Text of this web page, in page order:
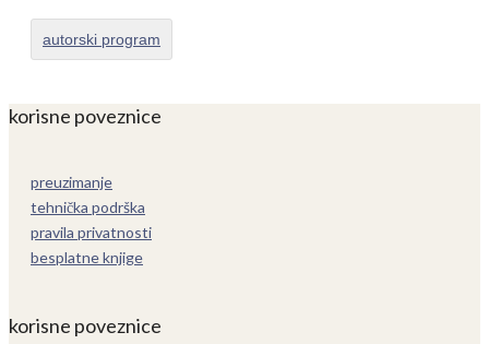
autorski program
korisne poveznice
preuzimanje
tehnička podrška
pravila privatnosti
besplatne knjige
korisne poveznice